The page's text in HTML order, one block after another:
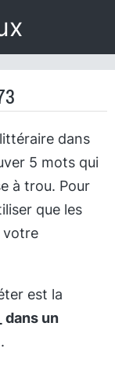
dans
5 mots qui
à trou. Pour
que les
votre
est la
dans un